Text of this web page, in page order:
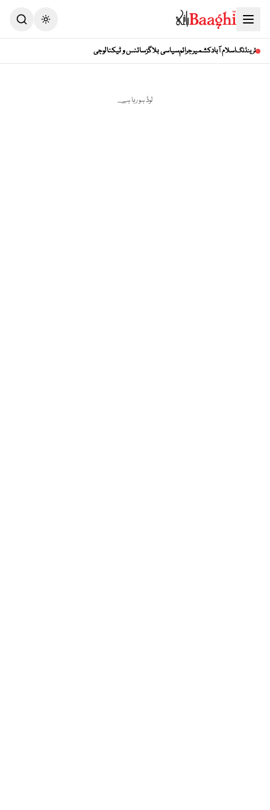
Toggle theme
ٹرینڈنگاسلام آبادکشمیرجرائمسیاسی بلاگزسائنس و ٹیکنالوجی
لوڈ ہو رہا ہے...